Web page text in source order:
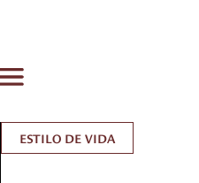
ESTILO DE VIDA